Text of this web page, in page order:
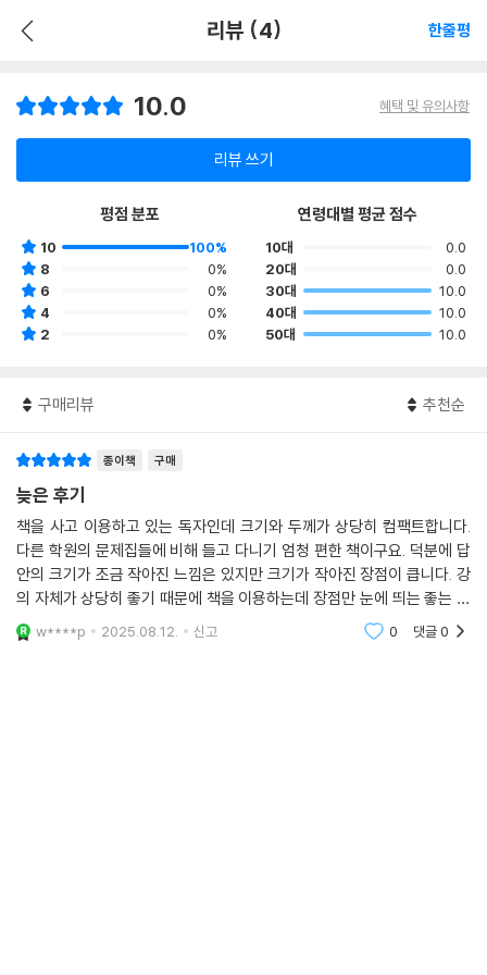
리뷰 (4) 한줄평
10.0 혜택 및 유의사항
리뷰 쓰기
평점 분포
10
100%
8
0%
6
0%
4
0%
2
0%
연령대별 평균 점수
10대
0.0
20대
0.0
30대
10.0
40대
10.0
50대
10.0
구매리뷰 추천순
종이책 구매
늦은 후기
책을 사고 이용하고 있는 독자인데 크기와 두께가 상당히 컴팩트합니다.
다른 학원의 문제집들에 비해 들고 다니기 엄청 편한 책이구요. 덕분에 답
안의 크기가 조금 작아진 느낌은 있지만 크기가 작아진 장점이 큽니다. 강
의 자체가 상당히 좋기 때문에 책을 이용하는데 장점만 눈에 띄는 좋는 책
이네요.w****p 2025.08.12. 신고 0 댓글0